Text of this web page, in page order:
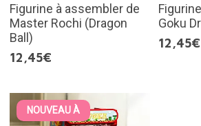
Figurine à assembler de
Master Rochi (Dragon
Ball)
12,45€
Goku
12,45€
NOUVEAU À